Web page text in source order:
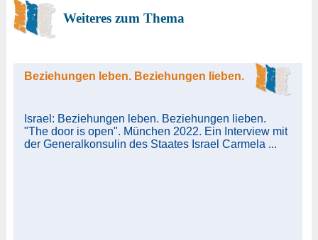
Weiteres zum Thema
Beziehungen leben. Beziehungen lieben.
Israel: Beziehungen leben. Beziehungen lieben.
"The door is open". München 2022. Ein Interview mit
der Generalkonsulin des Staates Israel Carmela ...